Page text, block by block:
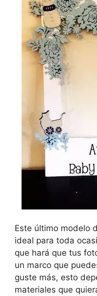
Este último modelo
ideal para toda
que hará que tus
un marco que
guste más, esto
materiales que